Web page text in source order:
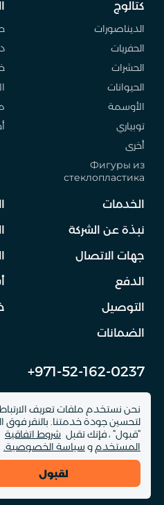
نحن نستخدم ملفات تعريف
لتحسين جودة خدمتنا. بالنقر فوق
"قبول" ، فإنك تقبل شروط اتفاقية
المستخدم و سياسة الخصوصية.
لقبول
كتالوج
الديناصورات
الحفريات
الحشرات
الحيوانات
الأوسمة
توبياري
أخرى
Фигуры из
стеклопластика
الخدمات
نبذة عن الشركة
جهات الاتصال
الدفع
التوصيل
الضمانات
+971-52-162-0237
info@dinomachine.ru